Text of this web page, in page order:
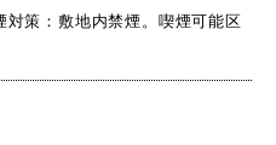
策：敷地内禁煙。喫煙可能区